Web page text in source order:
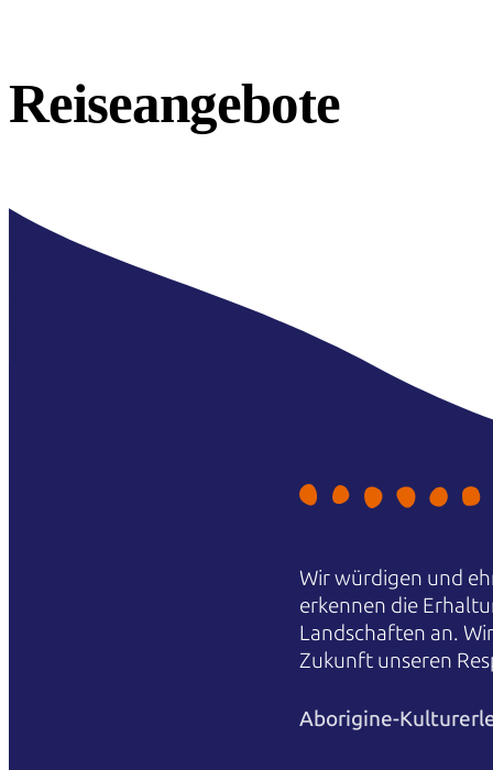
Reiseangebote
Wir würdigen und
erkennen die
Landschaften an.
Zukunft unseren
Aborigine-